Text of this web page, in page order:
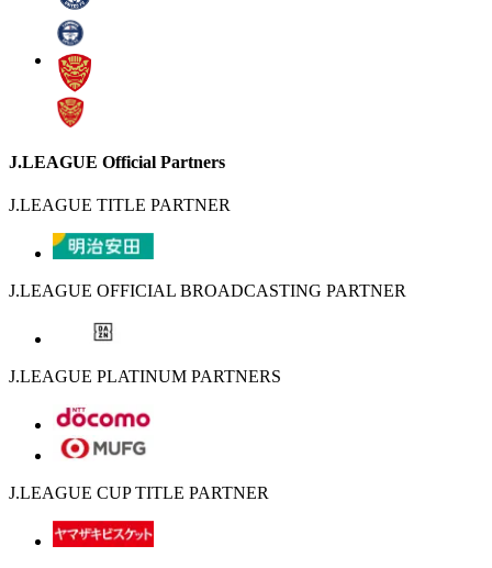
J.LEAGUE Official Partners
J.LEAGUE TITLE PARTNER
J.LEAGUE OFFICIAL BROADCASTING PARTNER
J.LEAGUE PLATINUM PARTNERS
J.LEAGUE CUP TITLE PARTNER